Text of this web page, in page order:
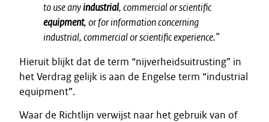
to use anyindustrial, commercial or scientific
equipment, or for information concerning
industrial, commercial or scientific experience.”
Hieruit blijkt dat de term “nijverheidsuitrusting” in
het Verdrag gelijk is aan de Engelse term “industrial
equipment”.
Waar de Richtlijn verwijst naar het gebruik van of